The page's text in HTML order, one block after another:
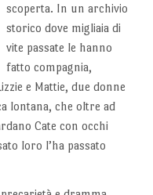
scoperta. In un archivio
storico dove migliaia di
vite passate le hanno
fatto compagnia,
e Mattie, due donne
lontana, che oltre ad
Cate con occhi
loro l’ha passato